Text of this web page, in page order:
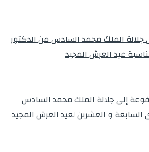
جلالة الملك محمد السادس من الدكتور
عيد العرش المجيد
إلى جلالة الملك محمد السادس
السابعة و العشرين لعيد العرش المجيد